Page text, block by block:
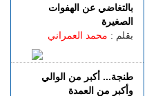
بالتغاضي عن الهفوات
الصغيرة
بقلم : محمد العمراني
طنجة... أكبر من الوالي
وأكبر من العمدة